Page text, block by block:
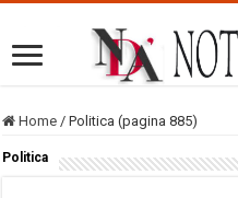
Home / Politica (pagina 885)
Politica